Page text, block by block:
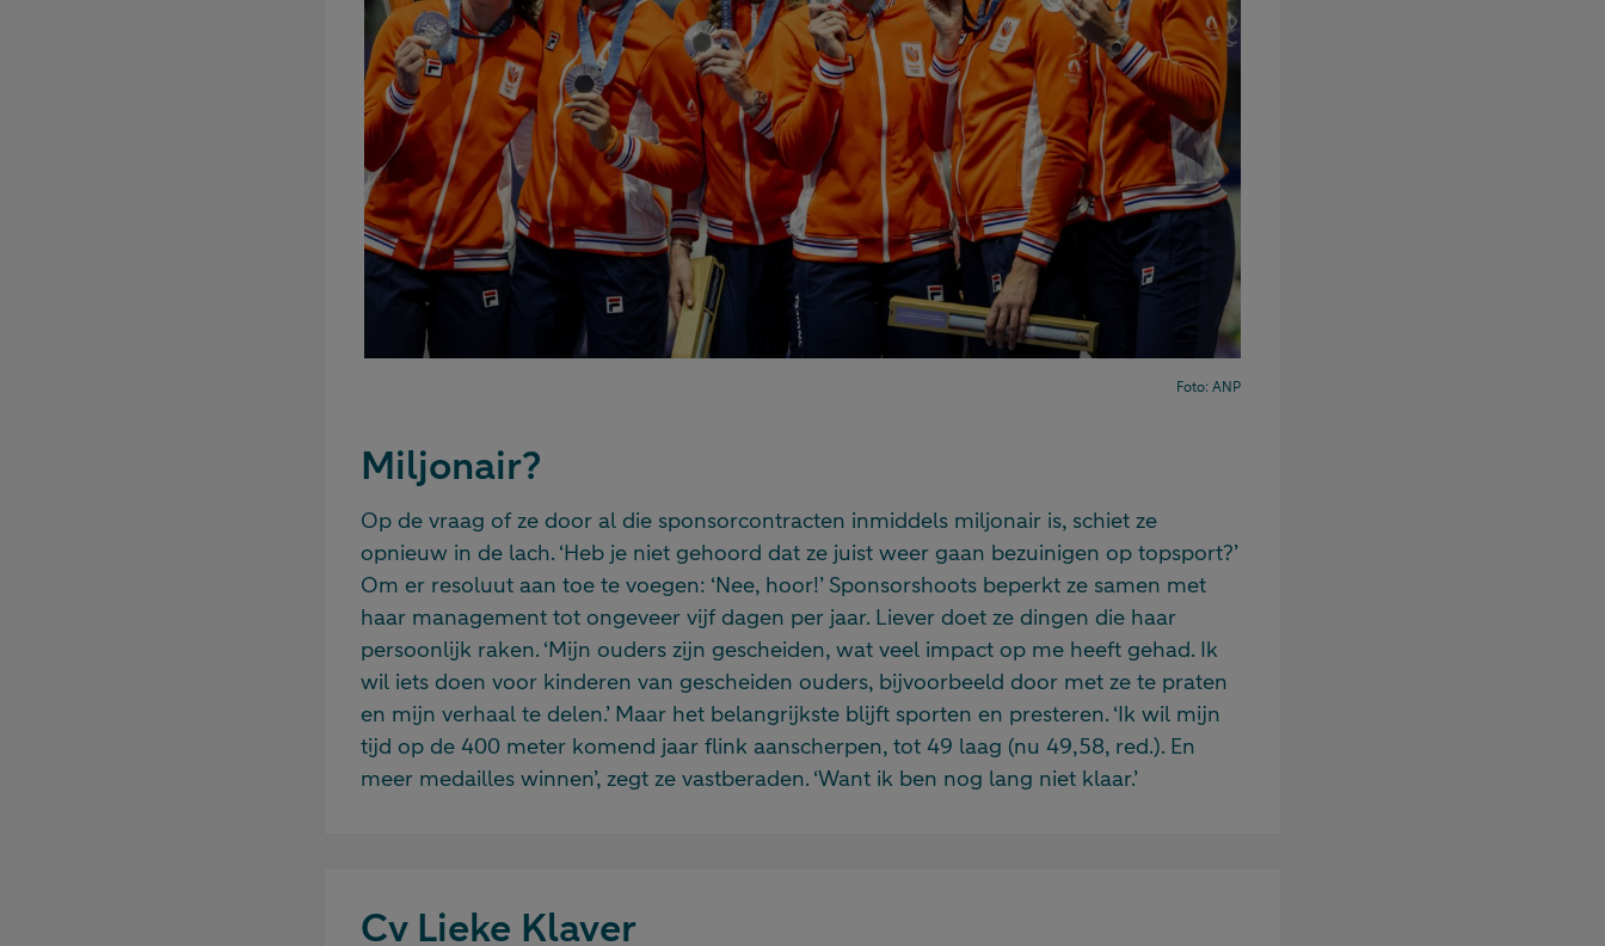
Foto: ANP
Miljonair?
Op de vraag of ze door al die sponsorcontracten inmiddels miljonair is, schiet ze
opnieuw in de lach. ‘Heb je niet gehoord dat ze juist weer gaan bezuinigen op topsport?’
Om er resoluut aan toe te voegen: ‘Nee, hoor!’ Sponsorshoots beperkt ze samen met
haar management tot ongeveer vijf dagen per jaar. Liever doet ze dingen die haar
persoonlijk raken. ‘Mijn ouders zijn gescheiden, wat veel impact op me heeft gehad. Ik
wil iets doen voor kinderen van gescheiden ouders, bijvoorbeeld door met ze te praten
en mijn verhaal te delen.’ Maar het belangrijkste blijft sporten en presteren. ‘Ik wil mijn
tijd op de 400 meter komend jaar flink aanscherpen, tot 49 laag (nu 49,58, red.). En
meer medailles winnen’, zegt ze vastberaden. ‘Want ik ben nog lang niet klaar.’
Cv Lieke Klaver